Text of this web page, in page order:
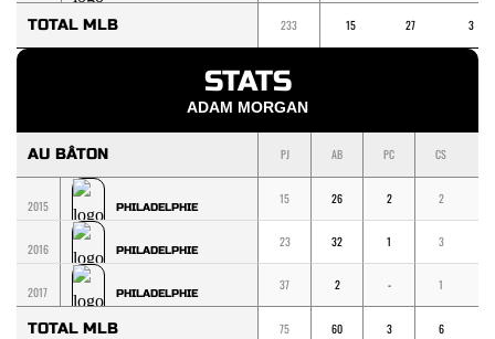
TOTAL MLB 233 15 27 3
STATS
ADAM MORGAN
AU BÂTON PJ AB PC CS
2015 PHILADELPHIE
15 26 2 2
2016 PHILADELPHIE
23 32 1 3
2017 PHILADELPHIE
37 2 - 1
TOTAL MLB 75 60 3 6